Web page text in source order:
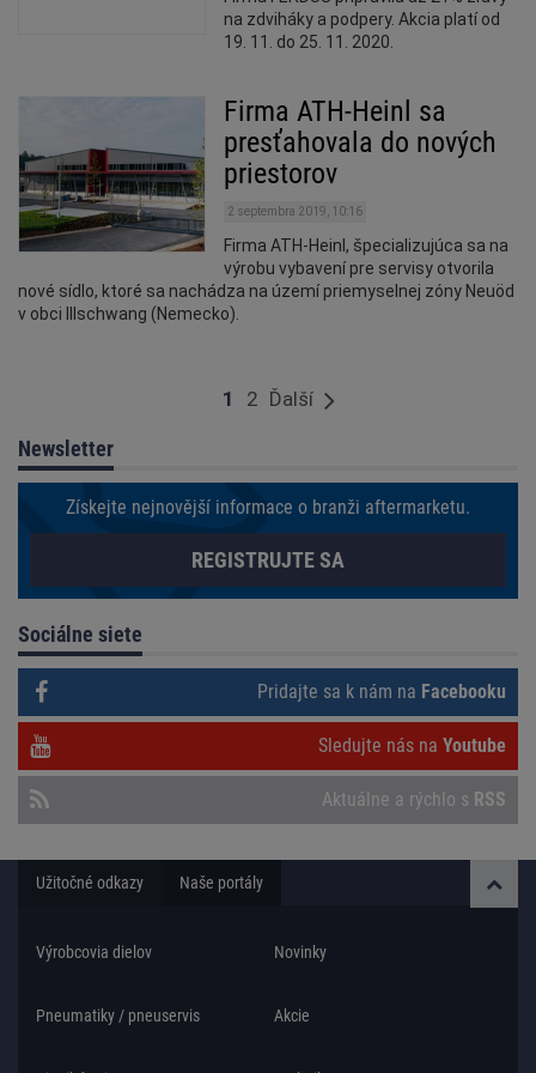
na zdviháky a podpery. Akcia platí od
19. 11. do 25. 11. 2020.
Firma ATH-Heinl sa
presťahovala do nových
priestorov
2 septembra 2019, 10:16
Firma ATH-Heinl, špecializujúca sa na
výrobu vybavení pre servisy otvorila
nové sídlo, ktoré sa nachádza na území priemyselnej zóny Neuöd
v obci Illschwang (Nemecko).
1 2 Ďalší
Newsletter
Získejte nejnovější informace o branži aftermarketu.
REGISTRUJTE SA
Sociálne siete
Pridajte sa k nám na Facebooku
Sledujte nás na Youtube
Aktuálne a rýchlo s RSS
Užitočné odkazy Naše portály
Výrobcovia dielov Novinky
Pneumatiky / pneuservis Akcie